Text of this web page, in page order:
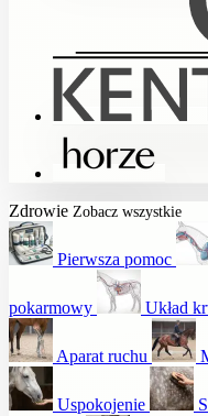
Zdrowie Zobacz wszystkie
Pierwsza pomoc
pokarmowy Układ
Aparat ruchu
Uspokojenie